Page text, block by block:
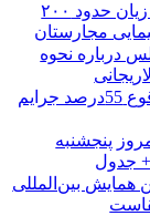
پیامدهای تجاوز به ایران؛ زیان حدود ۲۰۰
مجارستان
درباره نحوه
هوش مصنوعی، بستر وقوع 55درصد جرایم
پنجشنبه
همایش بین‌المللی